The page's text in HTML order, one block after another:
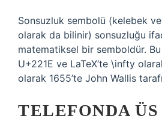
Sonsuzluk sembolü (kelebek
olarak da bilinir) sonsuzluğu
matematiksel bir semboldür.
U+221E ve LaTeX’te \infty
olarak 1655’te John Wallis
TELEFONDA